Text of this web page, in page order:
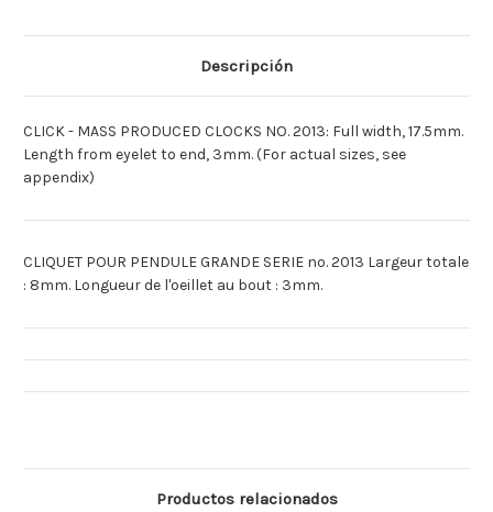
NUMERO
2013
NUMERO
2013
Descripción
CLICK - MASS PRODUCED CLOCKS NO. 2013: Full width, 17.5mm.
Length from eyelet to end, 3mm. (For actual sizes, see
appendix)
CLIQUET POUR PENDULE GRANDE SERIE no. 2013 Largeur totale
: 8mm. Longueur de l'oeillet au bout : 3mm.
Productos relacionados